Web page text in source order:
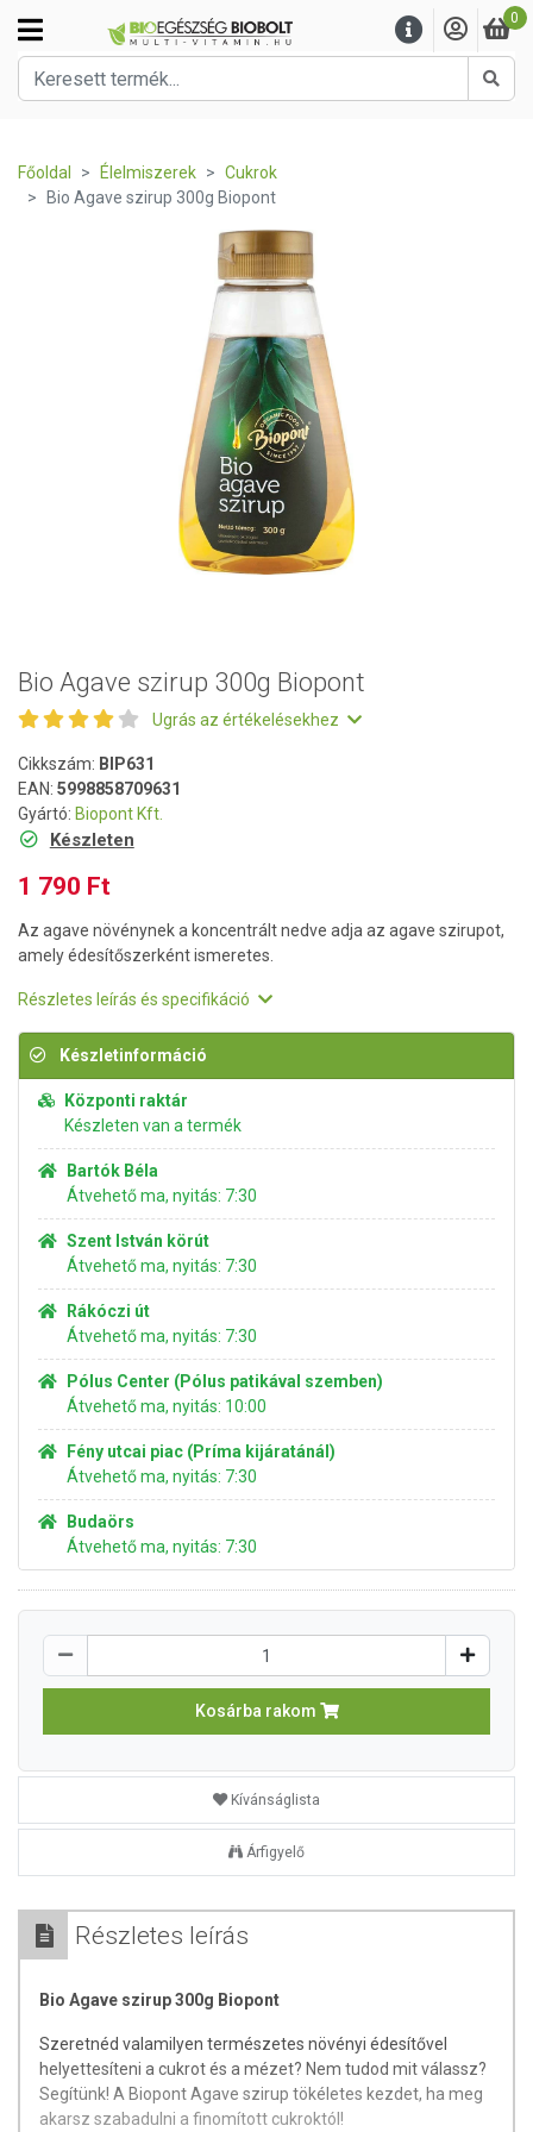
0
Főoldal Élelmiszerek
Cukrok
Bio Agave szirup 300g Biopont
Bio Agave szirup 300g Biopont
Ugrás az értékelésekhez
Cikkszám: BIP631
EAN: 5998858709631
Gyártó: Biopont Kft.
Készleten
1 790 Ft
Az agave növénynek a koncentrált nedve adja az agave szirupot,
amely édesítőszerként ismeretes.
Részletes leírás és specifikáció
Készletinformáció
Központi raktár
Készleten van a termék
Bartók Béla
Átvehető ma, nyitás: 7:30
Szent István körút
Átvehető ma, nyitás: 7:30
Rákóczi út
Átvehető ma, nyitás: 7:30
Pólus Center (Pólus patikával szemben)
Átvehető ma, nyitás: 10:00
Fény utcai piac (Príma kijáratánál)
Átvehető ma, nyitás: 7:30
Budaörs
Átvehető ma, nyitás: 7:30
Kosárba rakom
Kívánságlista
Árfigyelő
Részletes leírás
Bio Agave szirup 300g Biopont
Szeretnéd valamilyen természetes növényi édesítővel
helyettesíteni a cukrot és a mézet? Nem tudod mit válassz?
Segítünk! A Biopont Agave szirup tökéletes kezdet, ha meg
akarsz szabadulni a finomított cukroktól!